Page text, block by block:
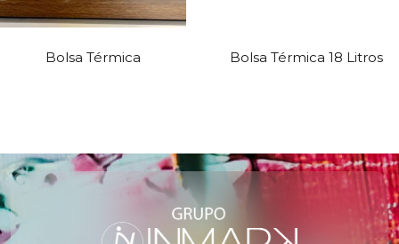
Bolsa Térmica Bolsa Térmica 18 Litros